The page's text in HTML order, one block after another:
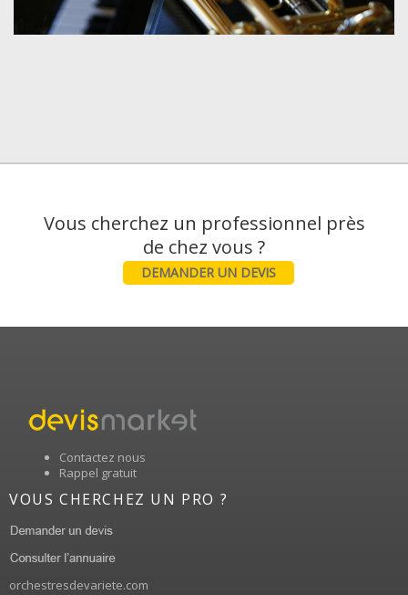
Vous cherchez un professionnel près
DEMANDER UN DEVIS
Contactez nous
Rappel gratuit
VOUS CHERCHEZ UN PRO ?
orchestresdevariete.com